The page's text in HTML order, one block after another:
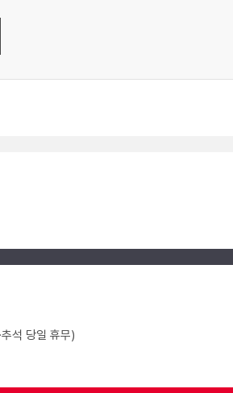
석 당일 휴무)